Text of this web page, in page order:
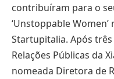
contribuíram para o
‘Unstoppable
Startupitalia. Após
Relações Públicas da
nomeada Diretora de